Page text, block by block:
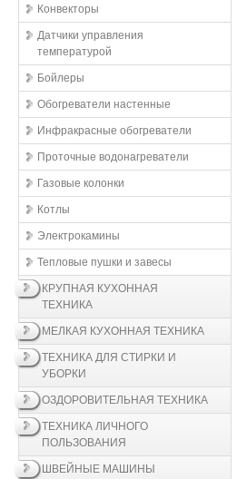
Конвекторы
Датчики управления
температурой
Бойлеры
Обогреватели настенные
Инфракрасные обогреватели
Проточные водонагреватели
Газовые колонки
Котлы
Электрокамины
Тепловые пушки и завесы
КРУПНАЯ КУХОННАЯ
ТЕХНИКА
МЕЛКАЯ КУХОННАЯ ТЕХНИКА
ТЕХНИКА ДЛЯ СТИРКИ И
УБОРКИ
ОЗДОРОВИТЕЛЬНАЯ ТЕХНИКА
ТЕХНИКА ЛИЧНОГО
ПОЛЬЗОВАНИЯ
ШВЕЙНЫЕ МАШИНЫ